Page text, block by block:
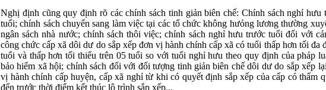
Nghị định cũng quy định rõ các chính sách tinh giản biên chế: Chính sách nghỉ hưu
tuổi; chính sách chuyển sang làm việc tại các tổ chức không hưỏng lương thường
ngân sách nhà nước; chính sách thôi việc; chính sách nghỉ hưu trước tuổi đối với
công chức cấp xã dôi dư do sắp xếp đơn vị hành chính cấp xã có tuổi thấp hơn tối đa
tuổi và thấp hơn tối thiểu trên 05 tuổi so với tuổi nghỉ hưu theo quy định của pháp
bảo hiểm xã hội; chính sách đối với đối tượng tinh giản biên chế dôi dư do sắp xếp
vị hành chính cấp huyện, cấp xã nghỉ từ khi có quyết định sắp xếp của cấp có thẩm
đến trước thời điểm kết thúc lộ trình sắp xếp...